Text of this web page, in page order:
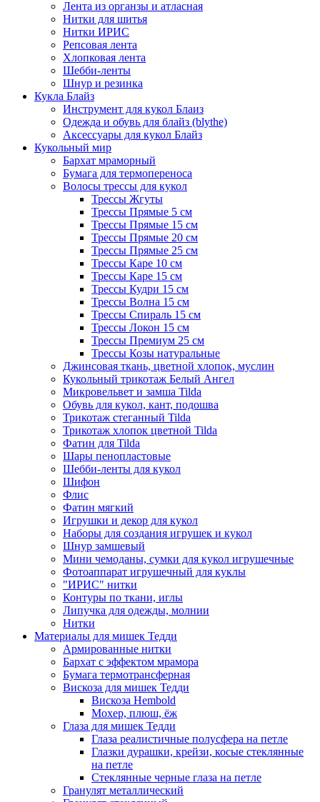
Лента из органзы и атласная
Нитки для шитья
Нитки ИРИС
Репсовая лента
Хлопковая лента
Шебби-ленты
Шнур и резинка
Кукла Блайз
Инструмент для кукол Блаиз
Одежда и обувь для блайз (blythe)
Аксессуары для кукол Блайз
Кукольный мир
Бархат мраморный
Бумага для термопереноса
Волосы трессы для кукол
Трессы Жгуты
Трессы Прямые 5 см
Трессы Прямые 15 см
Трессы Прямые 20 см
Трессы Прямые 25 см
Трессы Каре 10 см
Трессы Каре 15 см
Трессы Кудри 15 см
Трессы Волна 15 см
Трессы Спираль 15 см
Трессы Локон 15 см
Трессы Премиум 25 см
Трессы Козы натуральные
Джинсовая ткань, цветной хлопок, муслин
Кукольный трикотаж Белый Ангел
Микровельвет и замша Tilda
Обувь для кукол, кант, подошва
Трикотаж стеганный Tilda
Трикотаж хлопок цветной Tilda
Фатин для Tilda
Шары пенопластовые
Шебби-ленты для кукол
Шифон
Флис
Фатин мягкий
Игрушки и декор для кукол
Наборы для создания игрушек и кукол
Шнур замшевый
Мини чемоданы, сумки для кукол игрушечные
Фотоаппарат игрушечный для куклы
"ИРИС" нитки
Контуры по ткани, иглы
Липучка для одежды, молнии
Нитки
Материалы для мишек Тедди
Армированные нитки
Бархат с эффектом мрамора
Бумага термотрансферная
Вискоза для мишек Тедди
Вискоза Hembold
Мохер, плюш, ёж
Глаза для мишек Тедди
Глаза реалистичные полусфера на петле
Глазки дурашки, крейзи, косые стеклянные
на петле
Стеклянные черные глаза на петле
Гранулят металлический